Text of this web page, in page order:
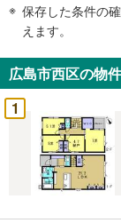
知
を
受
け
件
保存した条件の
えます。
広島市西区の物
1